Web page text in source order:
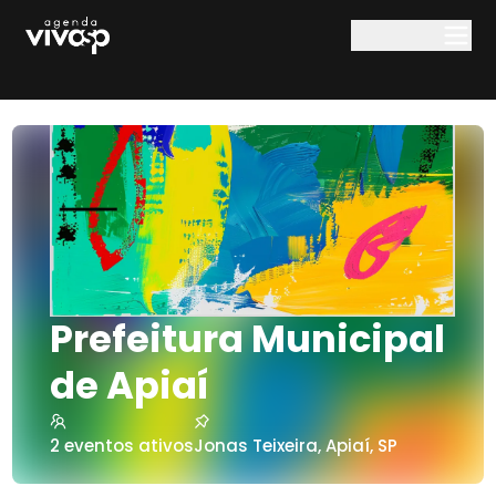
Prefeitura Municipal
de Apiaí
2 eventos ativosJonas Teixeira,Apiaí, SP